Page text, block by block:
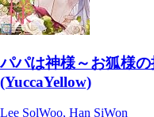
パパは神様～お狐様
(YuccaYellow)
Lee SolWoo, Han SiWon